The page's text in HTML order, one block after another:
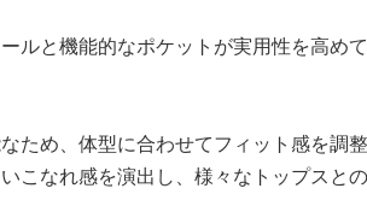
ルと機能的なポケットが実用性を高め
ため、体型に合わせてフィット感を調整
こなれ感を演出し、様々なトップスと